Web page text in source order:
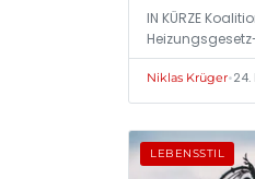
IN KÜRZE
Niklas Krüger•
LEBENSSTIL